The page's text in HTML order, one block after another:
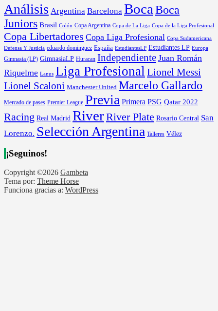
Análisis Argentina Barcelona Boca Boca
Juniors Brasil Colón Copa Argentina Copa de La Liga Copa de la Liga Profesional
Copa Libertadores Copa Liga Profesional Copa Sudamericana
Defensa Y Justicia eduardo dominguez España EstudiantesLP Estudiantes LP Europa
Gimnasia (LP) GimnasiaLP Huracan Independiente Juan Román
Riquelme Lanus Liga Profesional Lionel Messi
Lionel Scaloni Manchester United Marcelo Gallardo
Mercado de pases Premier League Previa Primera PSG Qatar 2022
Racing Real Madrid RiverRiver Plate Rosario Central San
Lorenzo. Selección Argentina Talleres Vélez
¡Seguinos!
Copyright ©2026 Gambeta
Tema por: Theme Horse
Funciona gracias a: WordPress